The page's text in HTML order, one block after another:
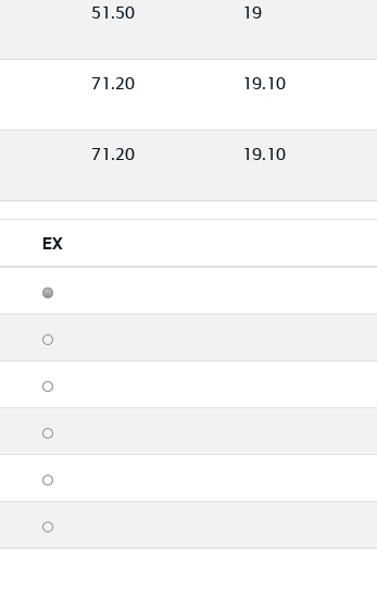
51.50 19
71.20 19.10
71.20 19.10
EX